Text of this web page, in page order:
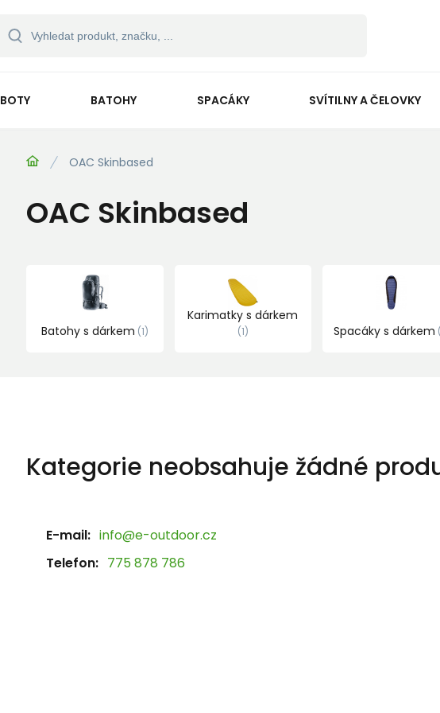
BOTY BATOHY SPACÁKY SVÍTILNY A ČELOVKY
OAC Skinbased
OAC Skinbased
Batohy s dárkem 1
Karimatky s dárkem
1 Spacáky s dárkem
Kategorie neobsahuje žádné
E-mail: info@e-outdoor.cz
Telefon: 775 878 786